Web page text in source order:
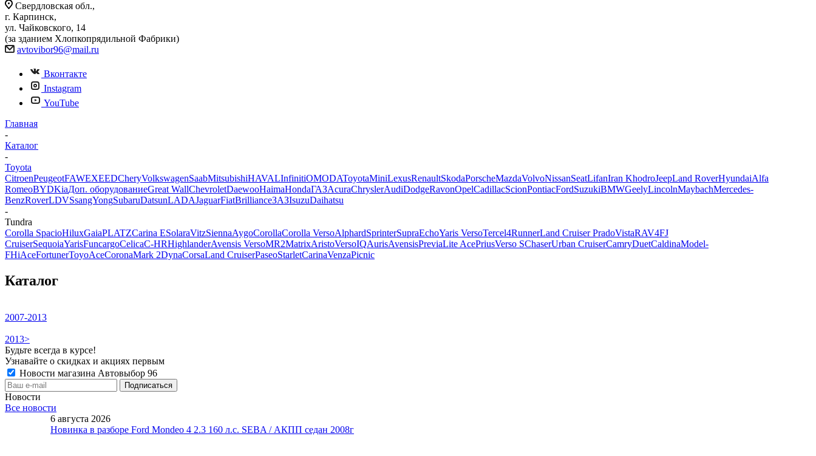
Свердловская обл.,
г. Карпинск,
ул. Чайковского, 14
(за зданием Хлопкопрядильной Фабрики)
avtovibor96@mail.ru
Вконтакте
Instagram
YouTube
Главная
-
Каталог
-
Toyota
CitroenPeugeotFAWEXEEDCheryVolkswagenSaabMitsubishiHAVALInfinitiOMODAToyotaMiniLexusRenaultSkodaPorscheMazdaVolvoNissanSeatLifanIran KhodroJeepLand RoverHyundaiAlfa
RomeoBYDKiaДоп. оборудованиеGreat WallChevroletDaewooHaimaHondaГАЗAcuraChryslerAudiDodgeRavonOpelCadillacScionPontiacFordSuzukiBMWGeelyLincolnMaybachMercedes-
BenzRoverLDVSsangYongSubaruDatsunLADAJaguarFiatBrillianceЗАЗIsuzuDaihatsu
-
Tundra
Corolla SpacioHiluxGaiaPLATZCarina ESolaraVitzSiennaAygoCorollaCorolla VersoAlphardSprinterSupraEchoYaris VersoTercel4RunnerLand Cruiser PradoVistaRAV4FJ
CruiserSequoiaYarisFuncargoCelicaC-HRHighlanderAvensis VersoMR2MatrixAristoVersoIQAurisAvensisPreviaLite AcePriusVerso SChaserUrban CruiserCamryDuetCaldinaModel-
FHiAceFortunerToyoAceCoronaMark 2DynaCorsaLand CruiserPaseoStarletCarinaVenzaPicnic
Каталог
2007-2013
2013>
Будьте всегда в курсе!
Узнавайте о скидках и акциях первым
Новости магазина Автовыбор 96
Новости
Все новости
6 августа 2026
Новинка в разборе Ford Mondeo 4 2.3 160 л.с. SEBA / АКПП седан 2008г